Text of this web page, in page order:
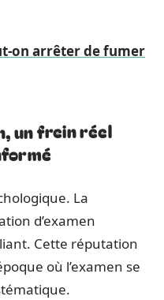
on arrêter de fumer
un frein réel
La
d’examen
Cette réputation
où l’examen se